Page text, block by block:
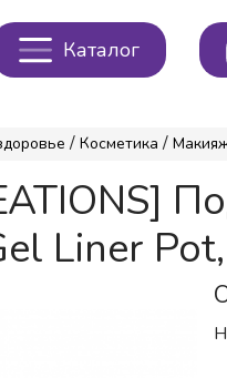
Каталог
/ Косметика /
Liner